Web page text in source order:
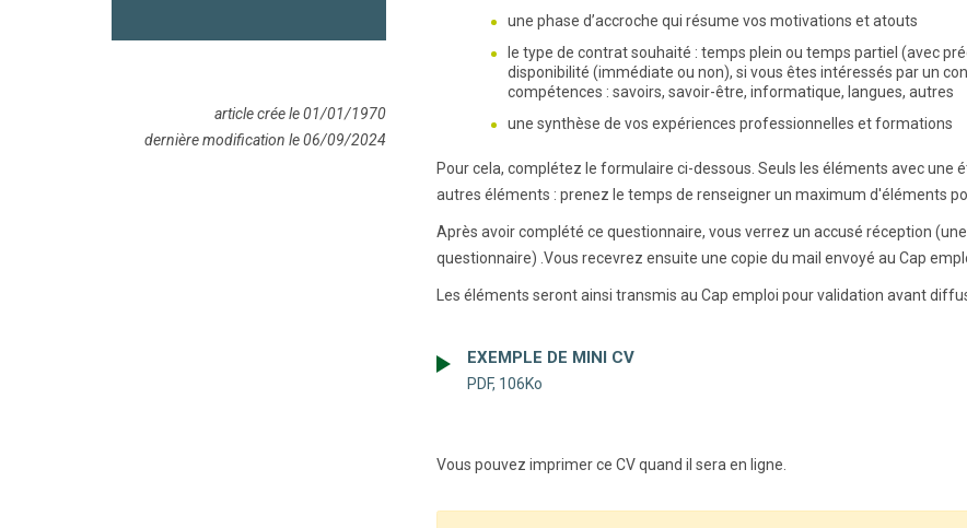
une phase d’accroche qui résume vos motivations et atouts
le type de contrat souhaité : temps plein ou temps partiel (avec
disponibilité (immédiate ou non), si vous êtes intéressés par un
compétences : savoirs, savoir-être, informatique, langues, autres
une synthèse de vos expériences professionnelles et formations
Pour cela, complétez le formulaire ci-dessous. Seuls les éléments avec une
autres éléments : prenez le temps de renseigner un maximum d'éléments
Après avoir complété ce questionnaire, vous verrez un accusé réception
questionnaire) .Vous recevrez ensuite une copie du mail envoyé au Cap
Les éléments seront ainsi transmis au Cap emploi pour validation avant
EXEMPLE DE MINI CV
PDF, 106Ko
Vous pouvez imprimer ce CV quand il sera en ligne.
article crée le 01/01/1970
dernière modification le 06/09/2024